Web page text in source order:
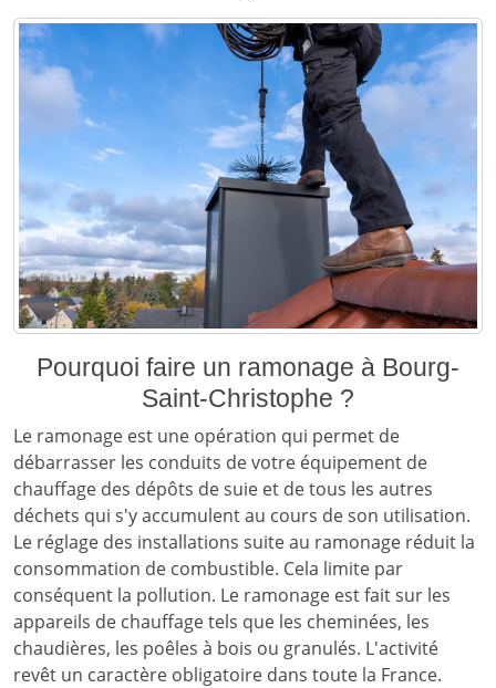
Pourquoi faire un ramonage à Bourg-
Saint-Christophe ?
Le ramonage est une opération qui permet de
débarrasser les conduits de votre équipement de
chauffage des dépôts de suie et de tous les autres
déchets qui s'y accumulent au cours de son utilisation.
Le réglage des installations suite au ramonage réduit la
consommation de combustible. Cela limite par
conséquent la pollution. Le ramonage est fait sur les
appareils de chauffage tels que les cheminées, les
chaudières, les poêles à bois ou granulés. L'activité
revêt un caractère obligatoire dans toute la France.